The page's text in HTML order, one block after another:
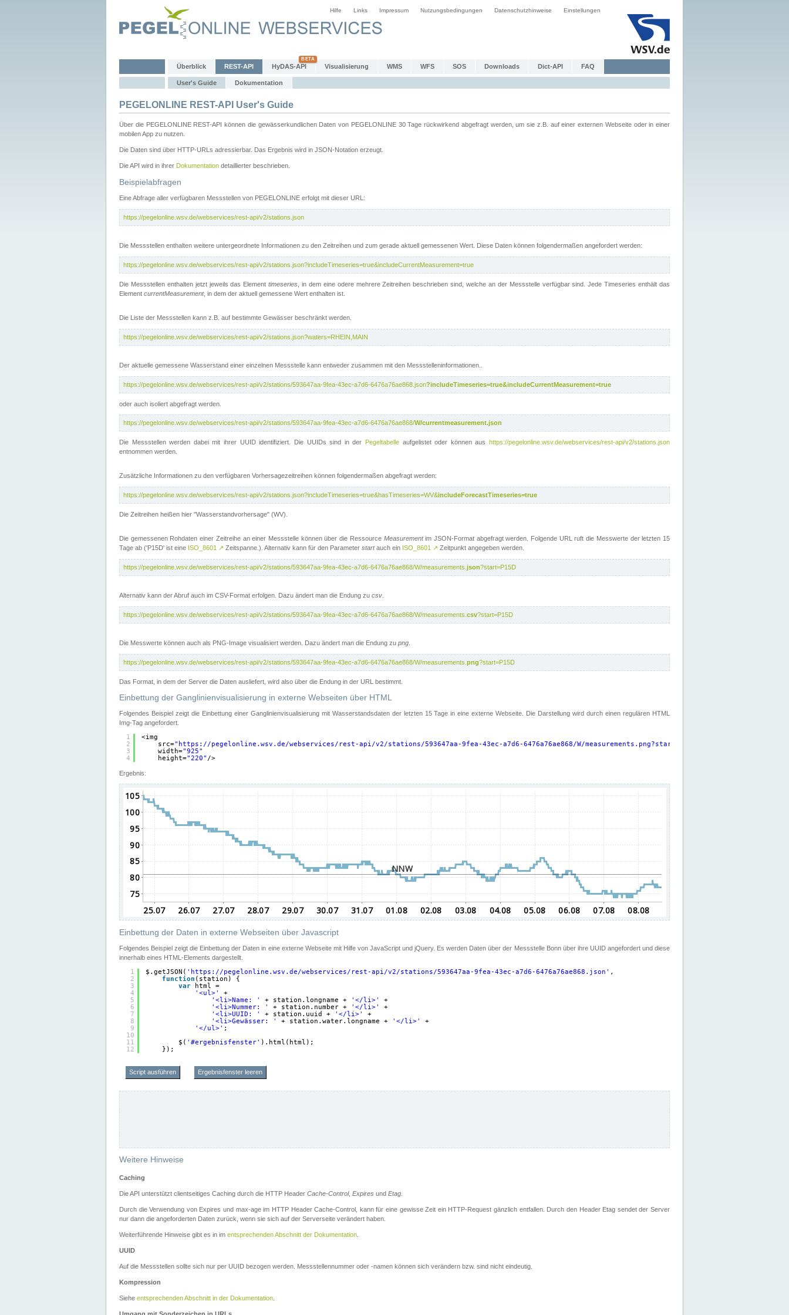
Hilfe Links Impressum Nutzungsbedingungen Datenschutzhinweise Einstellungen
Überblick REST-API HyDAS-API Visualisierung WMS WFS SOS Downloads Dict-API FAQ
User's Guide Dokumentation
PEGELONLINE REST-API User's Guide
Über die PEGELONLINE REST-API können die gewässerkundlichen Daten von PEGELONLINE 30 Tage rückwirkend abgefragt werden, um sie z.B. auf einer externen Webseite oder in einer
mobilen App zu nutzen.
Die Daten sind über HTTP-URLs adressierbar. Das Ergebnis wird in JSON-Notation erzeugt.
Die API wird in ihrer Dokumentation detaillierter beschrieben.
Beispielabfragen
Eine Abfrage aller verfügbaren Messstellen von PEGELONLINE erfolgt mit dieser URL:
https://pegelonline.wsv.de/webservices/rest-api/v2/stations.json
Die Messstellen enthalten weitere untergeordnete Informationen zu den Zeitreihen und zum gerade aktuell gemessenen Wert. Diese Daten können folgendermaßen angefordert werden:
https://pegelonline.wsv.de/webservices/rest-api/v2/stations.json?includeTimeseries=true&includeCurrentMeasurement=true
Die Messstellen enthalten jetzt jeweils das Elementtimeseries , in dem eine odere mehrere Zeitreihen beschrieben sind, welche an der Messstelle verfügbar sind. Jede Timeseries enthält das
Element currentMeasurement, in dem der aktuell gemessene Wert enthalten ist.
Die Liste der Messstellen kann z.B. auf bestimmte Gewässer beschränkt werden.
https://pegelonline.wsv.de/webservices/rest-api/v2/stations.json?waters=RHEIN,MAIN
Der aktuelle gemessene Wasserstand einer einzelnen Messstelle kann entweder zusammen mit den Messstelleninformationen..
https://pegelonline.wsv.de/webservices/rest-api/v2/stations/593647aa-9fea-43ec-a7d6-6476a76ae868.json?includeTimeseries=true&includeCurrentMeasurement=true
oder auch isoliert abgefragt werden.
https://pegelonline.wsv.de/webservices/rest-api/v2/stations/593647aa-9fea-43ec-a7d6-6476a76ae868/W/currentmeasurement.json
Die Messstellen werden dabei mit ihrer UUID identifiziert. Die UUIDs sind in der Pegeltabelleaufgelistet oder können aushttps://pegelonline.wsv.de/webservices/rest-api/v2/stations.json
entnommen werden.
Zusätzliche Informationen zu den verfügbaren Vorhersagezeitreihen können folgendermaßen abgefragt werden:
https://pegelonline.wsv.de/webservices/rest-api/v2/stations.json?includeTimeseries=true&hasTimeseries=WV&includeForecastTimeseries=true
Die Zeitreihen heißen hier "Wasserstandvorhersage" (WV).
Die gemessenen Rohdaten einer Zeitreihe an einer Messstelle können über die Ressource Measurementim JSON-Format abgefragt werden. Folgende URL ruft die Messwerte der letzten 15
Tage ab ('P15D' ist eine ISO_8601 ↗ Zeitspanne.). Alternativ kann für den Parameter startauch ein ISO_8601 ↗ Zeitpunkt angegeben werden.
https://pegelonline.wsv.de/webservices/rest-api/v2/stations/593647aa-9fea-43ec-a7d6-6476a76ae868/W/measurements. json?start=P15D
Alternativ kann der Abruf auch im CSV-Format erfolgen. Dazu ändert man die Endung zu csv
https://pegelonline.wsv.de/webservices/rest-api/v2/stations/593647aa-9fea-43ec-a7d6-6476a76ae868/W/measurements. csv?start=P15D
Die Messwerte können auch als PNG-Image visualisiert werden. Dazu ändert man die Endung zu png
https://pegelonline.wsv.de/webservices/rest-api/v2/stations/593647aa-9fea-43ec-a7d6-6476a76ae868/W/measurements. png?start=P15D
Das Format, in dem der Server die Daten ausliefert, wird also über die Endung in der URL bestimmt.
Einbettung der Ganglinienvisualisierung in externe Webseiten über HTML
Folgendes Beispiel zeigt die Einbettung einer Ganglinienvisualisierung mit Wasserstandsdaten der letzten 15 Tage in eine externe Webseite. Die Darstellung wird durch einen regulären HTML
Img-Tag angefordert.
1
2
3
4
<img
src=" https://pegelonline.wsv.de/webservices/rest-api/v2/stations/593647aa-9fea-43ec-a7d6-6476a76ae868/W/measurements.png?start=P15D&width=925&height=220
width="925"
height="220" />
Ergebnis:
Einbettung der Daten in externe Webseiten über Javascript
Folgendes Beispiel zeigt die Einbettung der Daten in eine externe Webseite mit Hilfe von JavaScript und jQuery. Es werden Daten über der Messstelle Bonn über ihre UUID angefordert und diese
innerhalb eines HTML-Elements dargestellt.
1
2
3
4
5
6
7
8
9
10
11
12
$.getJSON( ' https://pegelonline.wsv.de/webservices/rest-api/v2/stations/593647aa-9fea-43ec-a7d6-6476a76ae868.json ' ,
function (station) {
var
html =
'<ul>'
+
'<li>Name: '
+ station.longname + '</li>'
+
'<li>Nummer: '
+ station.number + '</li>'
+
'<li>UUID: '
+ station.uuid + '</li>'
+
'<li>Gewässer: '
+ station.water.longname + '</li>'
+
'</ul>' ;
$( '#ergebnisfenster' ).html(html);
});
Script ausführen Ergebnisfenster leeren
Weitere Hinweise
Caching
Die API unterstützt clientseitiges Caching durch die HTTP Header Cache-Control, Expires und Etag.
Durch die Verwendung von Expires und max-age im HTTP Header Cache-Control, kann für eine gewisse Zeit ein HTTP-Request gänzlich entfallen. Durch den Header Etag sendet der Server
nur dann die angeforderten Daten zurück, wenn sie sich auf der Serverseite verändert haben.
Weiterführende Hinweise gibt es in im entsprechenden Abschnitt der Dokumentation.
UUID
Auf die Messstellen sollte sich nur per UUID bezogen werden. Messstellennummer oder -namen können sich verändern bzw. sind nicht eindeutig.
Kompression
Siehe entsprechenden Abschnitt in der Dokumentation.